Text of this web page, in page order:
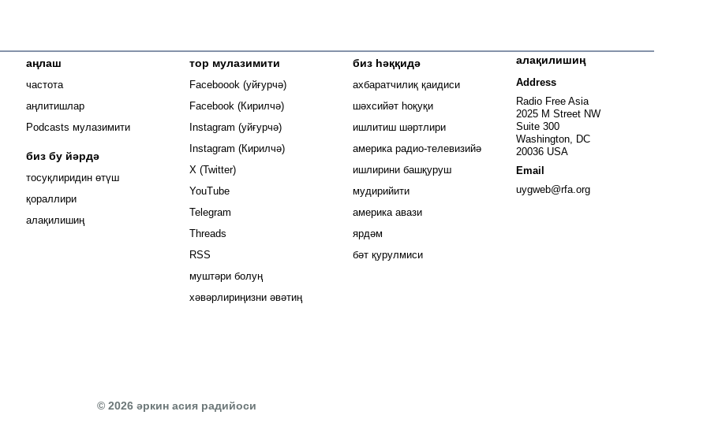
аңлаш
частота
аңлитишлар
Podcasts мулазимити
биз бу йәрдә
тосуқлиридин өтүш
қораллири
алақилишиң
тор мулазимити
Faceboook (уйғурчә) Opens in new window
Facebook (Кирилчә)
Instagram (уйғурчә)
Instagram (Кирилчә)
X (Twitter)
YouTube
Telegram
Threads
RSS
муштәри болуң
хәвәрлириңизни әвәтиң
биз һәққидә
ахбаратчилиқ қаидиси
шәхсийәт һоқуқи
ишлитиш шәртлири
америка радио-телевизийә
ишлирини башқуруш
мудирийити
америка авази
ярдәм
бәт қурулмиси
алақилишиң
Address
Radio Free Asia
2025 M Street NW
Suite 300
Washington, DC
20036 USA
Email
uygweb@rfa.org
© 2026 әркин асия радийоси